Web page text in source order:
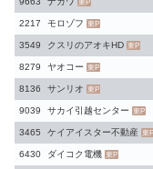
東P
2217 モロゾフ 東P
3549 クスリのアオキHD 東P
8279 ヤオコー 東P
8136 サンリオ 東P
9039 サカイ引越センター 東P
3465 ケイアイスター不動産 東P
6430 ダイコク電機 東P